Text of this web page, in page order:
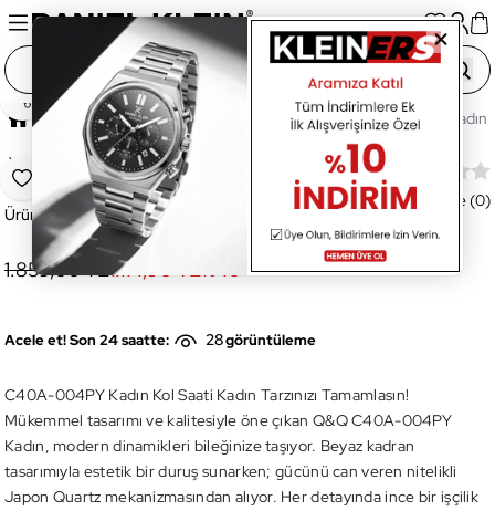
Ana Sayfa Saatler Kadın Saat C40A-004PY Kadın
Favoriye Ekle
Yeni
Paylaş
C40A-004PY Kadın Kol Saati
Ürün Kodu:C40A-004PY
Değerlendirme (0)
1.859,00 TL1.114,90 TL% 40
Acele et! Son 24 saatte: 28görüntüleme
C40A-004PY Kadın Kol Saati Kadın Tarzınızı Tamamlasın!
Mükemmel tasarımı ve kalitesiyle öne çıkan Q&Q C40A-004PY
Kadın, modern dinamikleri bileğinize taşıyor. Beyaz kadran
tasarımıyla estetik bir duruş sunarken; gücünü can veren nitelikli
Japon Quartz mekanizmasından alıyor. Her detayında ince bir işçilik